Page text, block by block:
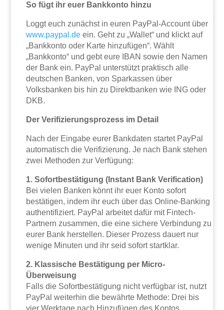
So fügt ihr euer Bankkonto hinzu
Loggt euch zunächst in euren PayPal-Account über
www.paypal.de ein. Geht zu „Wallet“ und klickt auf
„Bankkonto oder Karte hinzufügen“. Wählt
„Bankkonto“ und gebt eure IBAN sowie den Namen
der Bank ein. PayPal unterstützt praktisch alle
deutschen Banken, von Sparkassen über
Volksbanken bis hin zu Direktbanken wie ING oder
DKB.
Der Verifizierungsprozess im Detail
Nach der Eingabe eurer Bankdaten startet PayPal
automatisch die Verifizierung. Je nach Bank stehen
zwei Methoden zur Verfügung:
1. Sofortbestätigung (Instant Bank Verification)
Bei vielen Banken könnt ihr euer Konto sofort
bestätigen, indem ihr euch über das Online-Banking
authentifiziert. PayPal arbeitet dafür mit Fintech-
Partnern zusammen, die eine sichere Verbindung zu
eurer Bank herstellen. Dieser Prozess dauert nur
wenige Minuten und ihr seid sofort startklar.
2. Klassische Bestätigung per Micro-
Überweisung
Falls die Sofortbestätigung nicht verfügbar ist, nutzt
PayPal weiterhin die bewährte Methode: Drei bis